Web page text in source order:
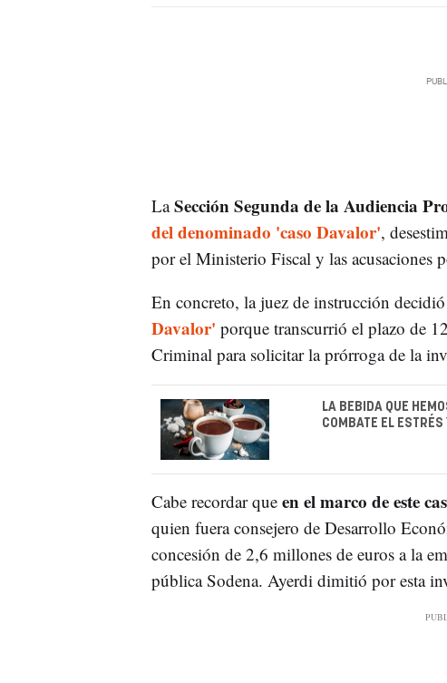
LaSección Segunda de la Audiencia
del denominado 'caso Davalor',
por el Ministerio Fiscal y las acusaciones
En concreto, la juez de instrucción
Davalor' porque transcurrió el plazo de
Criminal para solicitar la prórroga de la
LA BEBIDA QUE
COMBATE EL
Cabe recordar queen el marco de este
quien fuera consejero de Desarrollo
concesión de 2,6 millones de euros a la
pública Sodena. Ayerdi dimitió por esta